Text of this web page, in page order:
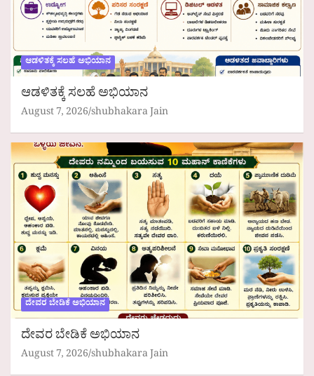
ಆಡಳಿತಕ್ಕೆ ಸಲಹೆ ಅಭಿಯಾನ
ಆಡಳಿತಕ್ಕೆ ಸಲಹೆ ಅಭಿಯಾನ
August 7, 2026 shubhakara Jain
ದೇವರ ಬೇಡಿಕೆ ಅಭಿಯಾನ
ದೇವರ ಬೇಡಿಕೆ ಅಭಿಯಾನ
August 7, 2026 shubhakara Jain